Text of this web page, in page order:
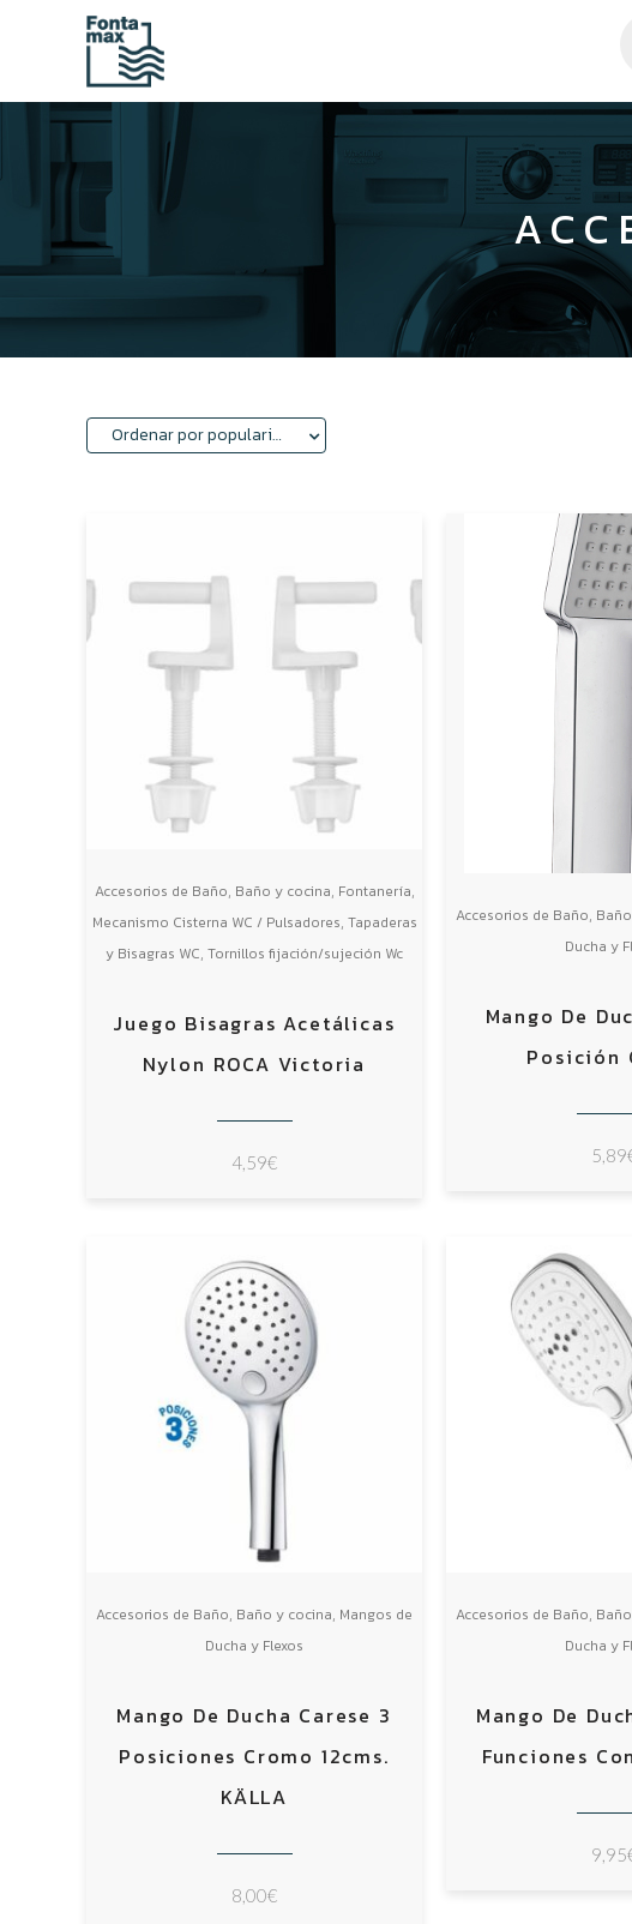
Ordenar por popularidad
Accesorios de Baño, Baño y cocina, Fontanería,
Mecanismo Cisterna WC / Pulsadores, Tapaderas
y Bisagras WC, Tornillos fijación/sujeción Wc
Juego Bisagras Acetálicas
Nylon ROCA Victoria
4,59€
Accesorios de Baño,
Ducha y
Mango De
Posición
5,89
Accesorios de Baño, Baño y cocina, Mangos de
Ducha y Flexos
Mango De Ducha Carese 3
Posiciones Cromo 12cms.
KÄLLA
8,00€
Accesorios de Baño,
Ducha y
Mango De
Funciones
9,95